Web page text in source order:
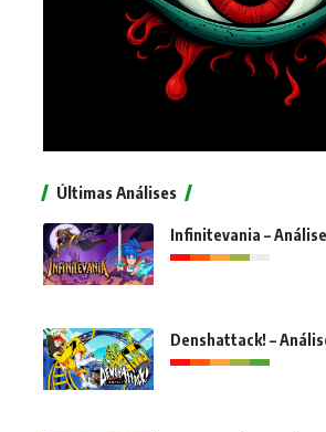
Últimas Análises
Infinitevania – Análise
Denshattack! –